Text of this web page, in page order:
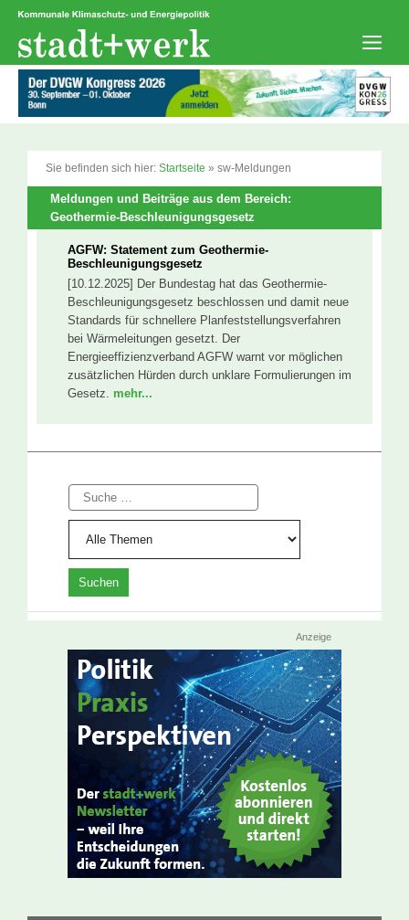
Zum
springen
Sie befinden sich hier: Startseite » sw-Meldungen
Meldungen und Beiträge aus dem Bereich:
Geothermie-Beschleunigungsgesetz
AGFW: Statement zum Geothermie-
Beschleunigungsgesetz
[10.12.2025] Der Bundestag hat das Geothermie-
Beschleunigungsgesetz beschlossen und damit neue
Standards für schnellere Planfeststellungsverfahren
bei Wärmeleitungen gesetzt. Der
Energieeffizienzverband AGFW warnt vor möglichen
zusätzlichen Hürden durch unklare Formulierungen im
Gesetz. mehr...
Suche
Anzeige